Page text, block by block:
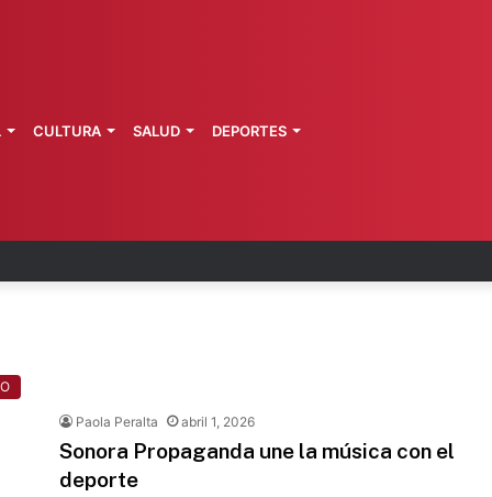
guía para regreso a clases
CULTURA SALUD DEPORTES
Paola Peralta abril 1, 2026
Sonora Propaganda une la música con el
deporte